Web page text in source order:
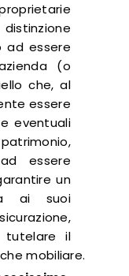
ad essere
(o
che, al
essere
eventuali
essere
un
ai suoi
il
mobiliare.